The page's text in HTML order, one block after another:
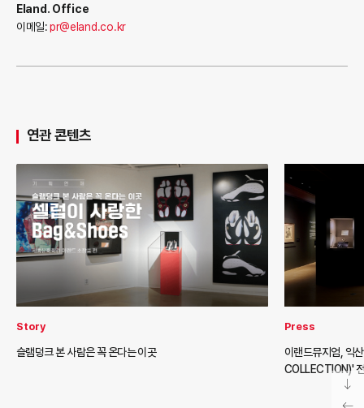
Eland. Office
이메일:pr@eland.co.kr
연관 콘텐츠
Story
슬램덩크 본 사람은 꼭 온다는 이곳
Press
이랜드뮤지엄, 익
COLLECTION)'